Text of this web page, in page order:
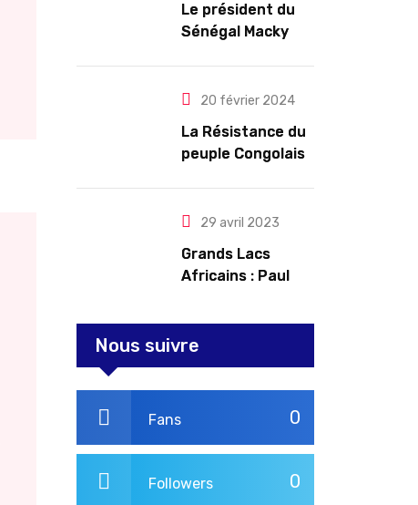
renouvelables
Le président du
Sénégal Macky
l’arrêt des
20 février 2024
La Résistance du
peuple Congolais
par le Rwanda
29 avril 2023
Grands Lacs
Africains : Paul
redorer le blason
Nous suivre
0
Fans
0
Followers